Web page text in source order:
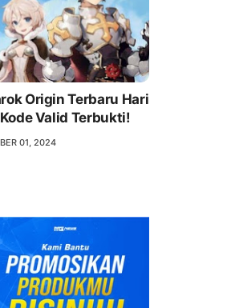
Origin Terbaru Hari
Valid Terbukti!
01, 2024